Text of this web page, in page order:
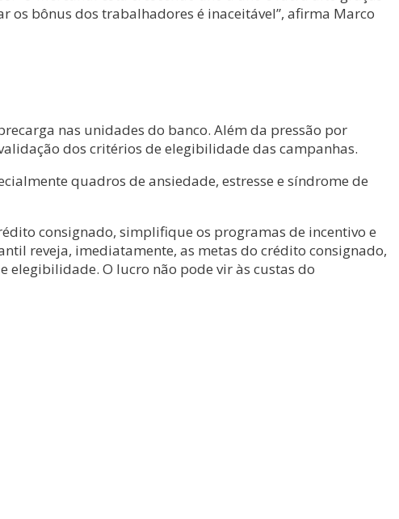
os bônus dos trabalhadores é inaceitável”, afirma Marco
nas unidades do banco. Além da pressão por
dos critérios de elegibilidade das campanhas.
quadros de ansiedade, estresse e síndrome de
consignado, simplifique os programas de incentivo e
reveja, imediatamente, as metas do crédito consignado,
elegibilidade. O lucro não pode vir às custas do